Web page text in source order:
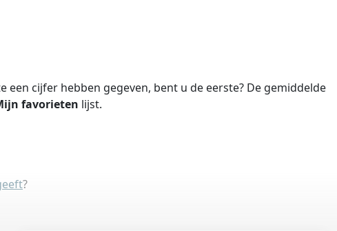
een cijfer hebben gegeven, bent u de eerste? De gemiddelde
favorieten lijst.
?